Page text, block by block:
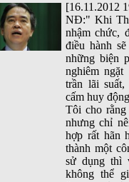
[16.11.2012
NĐ:" Khi
nhậm chức,
điều hành
những biện
nghiêm
trần lãi
cấm huy
Tôi cho
nhưng chỉ
hợp rất hãn
thành một
sử dụng thì
không thể